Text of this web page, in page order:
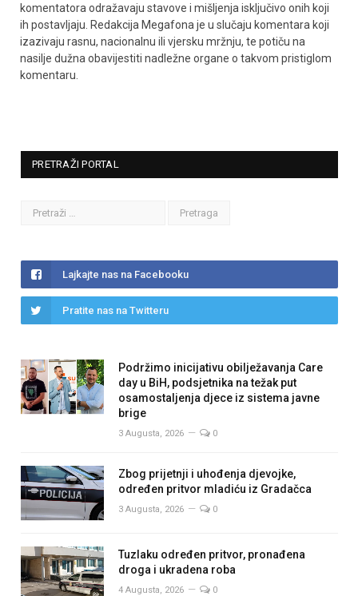
komentatora odražavaju stavove i mišljenja isključivo onih koji
ih postavljaju. Redakcija Megafona je u slučaju komentara koji
izazivaju rasnu, nacionalnu ili vjersku mržnju, te potiču na
nasilje dužna obavijestiti nadležne organe o takvom pristiglom
komentaru.
PRETRAŽI PORTAL
Lajkajte nas na Facebooku
Pratite nas na Twitteru
Podržimo inicijativu obilježavanja Care
day u BiH, podsjetnika na težak put
osamostaljenja djece iz sistema javne
brige
3 Augusta, 2026 0
Zbog prijetnji i uhođenja djevojke,
određen pritvor mladiću iz Gradačca
3 Augusta, 2026 0
Tuzlaku određen pritvor, pronađena
droga i ukradena roba
4 Augusta, 2026 0